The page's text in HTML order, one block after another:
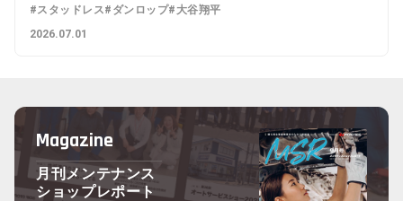
#スタッドレス#ダンロップ#大谷翔平
2026.07.01
Magazine
月刊メンテナンス
ショップレポート